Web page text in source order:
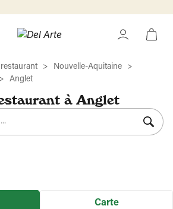
Nouvelle-Aquitaine
Anglet
à Anglet
Carte